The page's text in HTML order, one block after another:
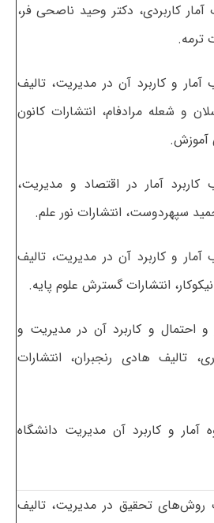
آمار کاربردی، دکتر وحید ناصحی فر،
ترمه.
آمار و کاربرد آن در مدیریت، تالیف
و شعله مرادفام، انتشارات کانون
آموزش.
کاربرد آمار در اقتصاد و مدیریت،
سپهردوست، انتشارات نور علم.
آمار و کاربرد آن در مدیریت، تالیف
انتشارات گسترش علوم پایه.
و احتمال و کاربرد آن در مدیریت و
تالیف هادی رنجبران، انتشارات
آمار و کاربرد آن مدیریت دانشگاه
روش‌های تحقیق در مدیریت، تالیف